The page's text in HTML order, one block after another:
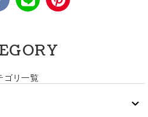
ゴリ一覧